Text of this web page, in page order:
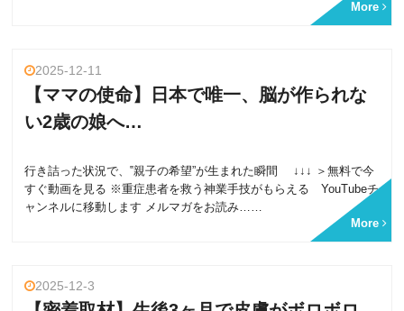
More
2025-12-11
【ママの使命】日本で唯一、脳が作られな
い2歳の娘へ…
行き詰った状況で、‟親子の希望”が生まれた瞬間 ↓↓↓ ＞無料で今
すぐ動画を見る ※重症患者を救う神業手技がもらえる YouTubeチ
ャンネルに移動します メルマガをお読み……
More
2025-12-3